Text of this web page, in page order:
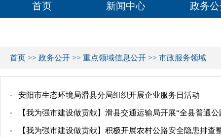
首页 新闻中心 政务
首页 >> 政务公开 >> 重点领域信息公开 >> 市政服务领域
安阳市生态环境局滑县分局组织开展企业服务日活动
【我为强市建设做贡献】滑县交通运输局开展“全县普通
【我为强市建设做贡献】积极开展农村公路安全隐患排查